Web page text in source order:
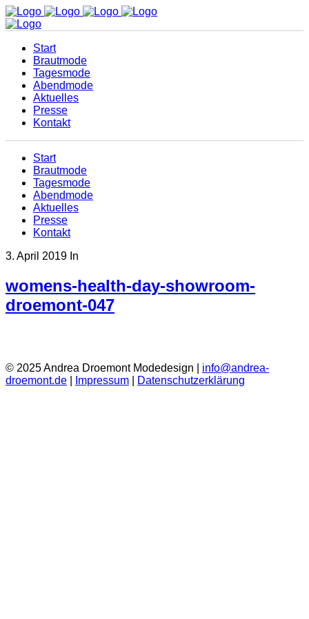
Start
Brautmode
Tagesmode
Abendmode
Aktuelles
Presse
Kontakt
Start
Brautmode
Tagesmode
Abendmode
Aktuelles
Presse
Kontakt
3. April 2019 In
womens-health-day-showroom-
droemont-047
© 2025 Andrea Droemont Modedesign | info@andrea-
droemont.de
Impressum Datenschutzerklärung